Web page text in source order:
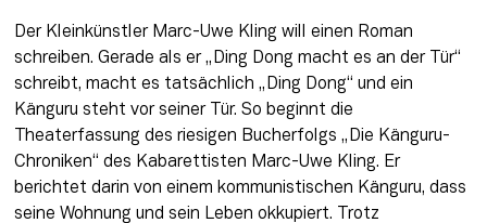
Der Kleinkünstler Marc-Uwe Kling will einen Roman
schreiben. Gerade als er „Ding Dong macht es an der Tür“
schreibt, macht es tatsächlich „Ding Dong“ und ein
Känguru steht vor seiner Tür. So beginnt die
Theaterfassung des riesigen Bucherfolgs „Die Känguru-
Chroniken“ des Kabarettisten Marc-Uwe Kling. Er
berichtet darin von einem kommunistischen Känguru, dass
seine Wohnung und sein Leben okkupiert. Trotz